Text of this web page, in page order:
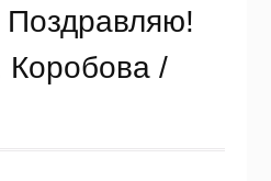
Коробова /